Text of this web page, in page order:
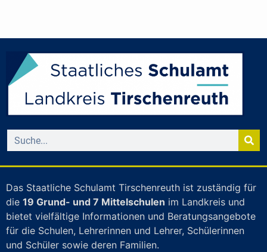
Das Staatliche Schulamt Tirschenreuth ist zuständig für
die 19 Grund- und 7 Mittelschulen im Landkreis und
bietet vielfältige Informationen und Beratungsangebote
für die Schulen, Lehrerinnen und Lehrer, Schülerinnen
und Schüler sowie deren Familien.